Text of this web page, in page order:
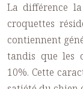
La différence
croquettes
contiennent
tandis que les
10%. Cette